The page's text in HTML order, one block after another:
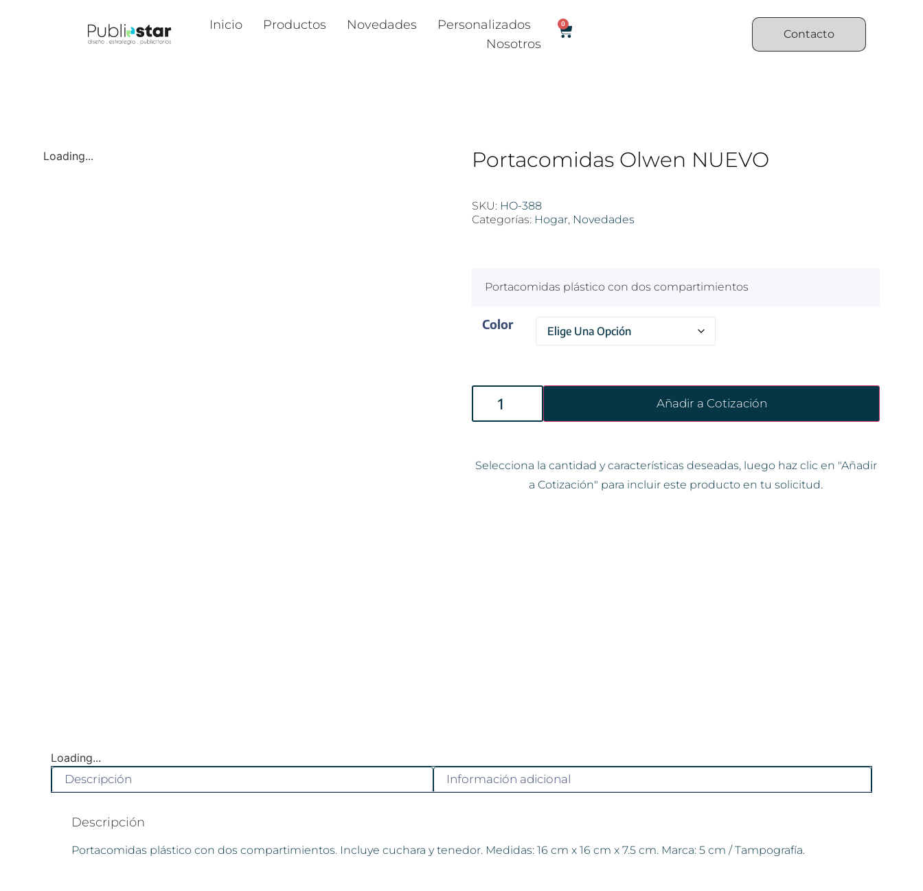
Inicio Productos Novedades
Personalizados
Nosotros
0
Contacto
Loading... Portacomidas Olwen NUEVO
SKU: HO-388
Categorías: Hogar, Novedades
Portacomidas plástico con dos compartimientos
Color
Añadir a Cotización
Selecciona la cantidad y características deseadas, luego haz clic en "Añadir
a Cotización" para incluir este producto en tu solicitud.
Loading...
Descripción
Información adicional
Descripción
Portacomidas plástico con dos compartimientos. Incluye cuchara y tenedor. Medidas: 16 cm x 16 cm x 7.5 cm. Marca: 5 cm / Tampografía.